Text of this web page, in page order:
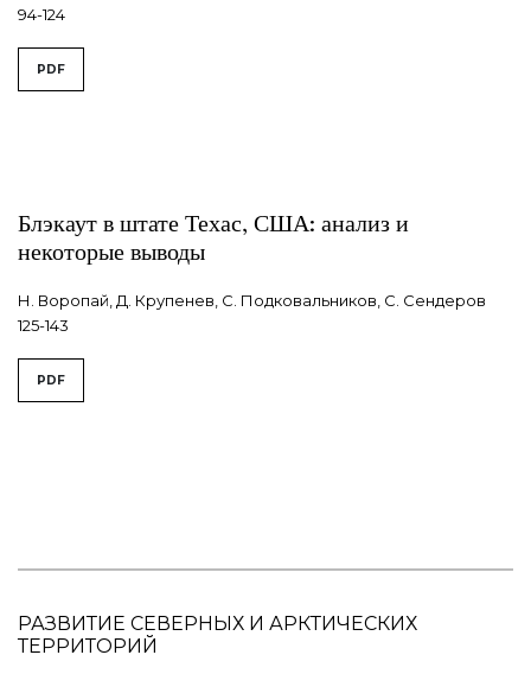
94-124
PDF
Блэкаут в штате Техас, США: анализ и
некоторые выводы
Н. Воропай, Д. Крупенев, С. Подковальников, С. Сендеров
125-143
PDF
РАЗВИТИЕ СЕВЕРНЫХ И АРКТИЧЕСКИХ
ТЕРРИТОРИЙ